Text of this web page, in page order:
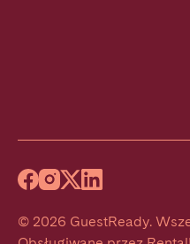
© 2026 GuestReady.